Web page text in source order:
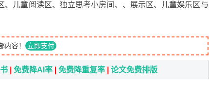
儿童阅读区、独立思考小房间、、展示区、儿童娱乐区与
内容！ 立即支付
免费降AI率 免费降重复率 论文免费排版